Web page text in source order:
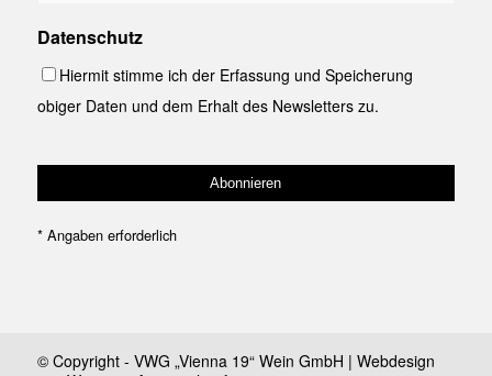
Datenschutz
Hiermit stimme ich der Erfassung und Speicherung
obiger Daten und dem Erhalt des Newsletters zu.
*Angaben erforderlich
© Copyright - VWG „Vienna 19“ Wein GmbH | Webdesign